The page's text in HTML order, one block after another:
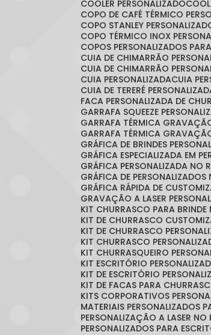
COOLER PERSONALIZADO
COPO DE CAFÉ TÉRMICO
COPO STANLEY
COPO TÉRMICO INOX
COPOS PERSONALIZADOS
CUIA DE CHIMARRÃO
CUIA DE CHIMARRÃO
CUIA PERSONALIZADA
CUIA
CUIA DE TERERÉ
FACA PERSONALIZADA DE
GARRAFA SQUEEZE
GARRAFA TÉRMICA
GARRAFA TÉRMICA
GRÁFICA DE BRINDES
GRÁFICA ESPECIALIZADA EM
GRÁFICA PERSONALIZADA NO
GRÁFICA DE
GRÁFICA RÁPIDA DE
GRAVAÇÃO A LASER
KIT CHURRASCO PARA
KIT DE CHURRASCO
KIT DE CHURRASCO
KIT CHURRASCO
KIT CHURRASQUEIRO
KIT ESCRITÓRIO
KIT DE ESCRITÓRIO
KIT DE FACAS PARA
KITS CORPORATIVOS
MATERIAIS PERSONALIZADOS
PERSONALIZAÇÃO A LASER NO
PERSONALIZADOS PARA